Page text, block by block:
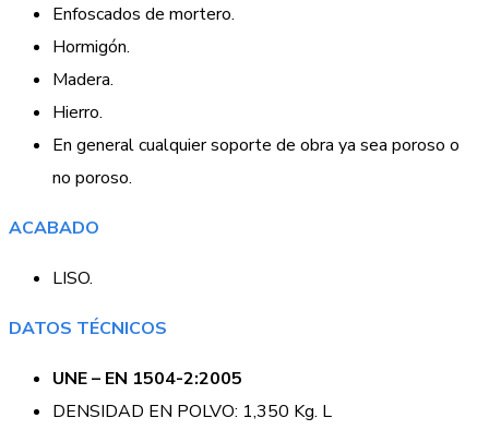
Enfoscados de mortero.
Hormigón.
Madera.
Hierro.
En general cualquier soporte de obra ya sea poroso o
no poroso.
ACABADO
LISO.
DATOS TÉCNICOS
UNE – EN 1504-2:2005
DENSIDAD EN POLVO: 1,350 Kg. L